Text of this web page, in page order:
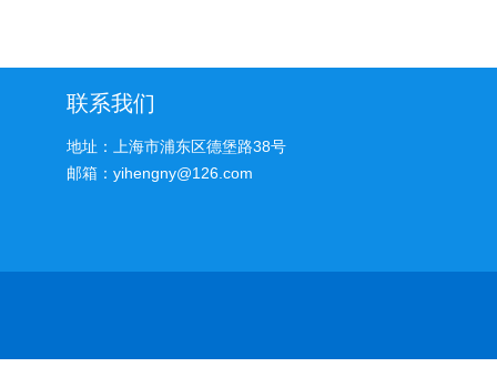
联系我们
地址：上海市浦东区德堡路38号
邮箱：yihengny@126.com